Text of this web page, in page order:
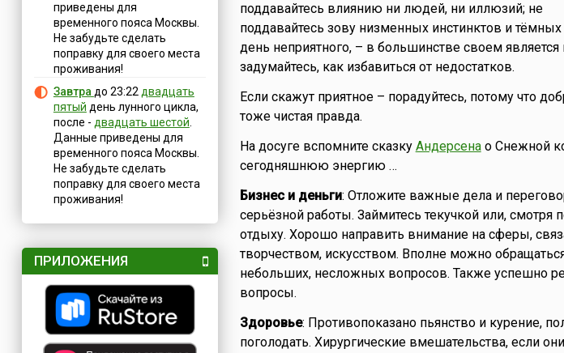
приведены для
временного пояса Москвы.
Не забудьте сделать
поправку для своего места
проживания!
Завтра до 23:22 двадцать
пятый день лунного цикла,
после - двадцать шестой
Данные приведены для
временного пояса Москвы.
Не забудьте сделать
поправку для своего места
проживания!
ПРИЛОЖЕНИЯ
поддавайтесь влиянию ни людей, ни иллюзий; не
поддавайтесь зову низменных инстинктов и
день неприятного, – в большинстве своем
задумайтесь, как избавиться от недостатков.
Если скажут приятное – порадуйтесь, потому что
тоже чистая правда.
На досуге вспомните сказку Андерсенао Снежной
сегодняшнюю энергию …
Бизнес и деньги: Отложите важные дела и
серьёзной работы. Займитесь текучкой или, смотря
отдыху. Хорошо направить внимание на сферы,
творчеством, искусством. Вполне можно
небольших, несложных вопросов. Также успешно
вопросы.
Здоровье: Противопоказано пьянство и курение,
поголодать. Хирургические вмешательства, если